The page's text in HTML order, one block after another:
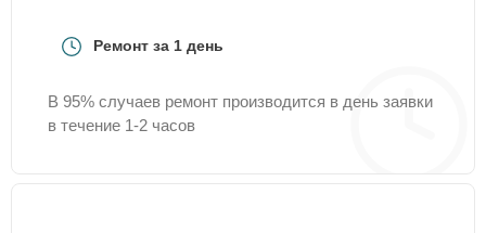
Ремонт за 1 день
В 95% случаев ремонт производится в день заявки
в течение 1-2 часов